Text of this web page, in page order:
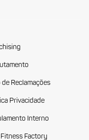
de Reclamações
Privacidade
Interno
Factory